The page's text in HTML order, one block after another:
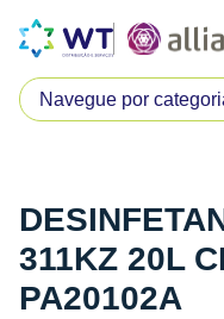
311KZ 20L
PA20102A